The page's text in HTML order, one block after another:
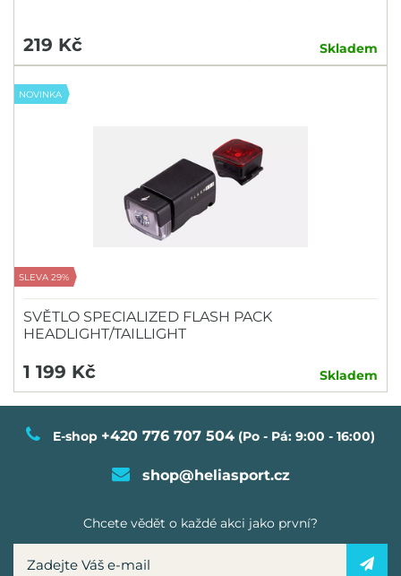
219 Kč Skladem
NOVINKA
SLEVA 29%
SVĚTLO SPECIALIZED FLASH PACK
HEADLIGHT/TAILLIGHT
1 199 Kč Skladem
E-shop +420 776 707 504 (Po - Pá: 9:00 - 16:00)
shop@heliasport.cz
Chcete vědět o každé akci jako první?